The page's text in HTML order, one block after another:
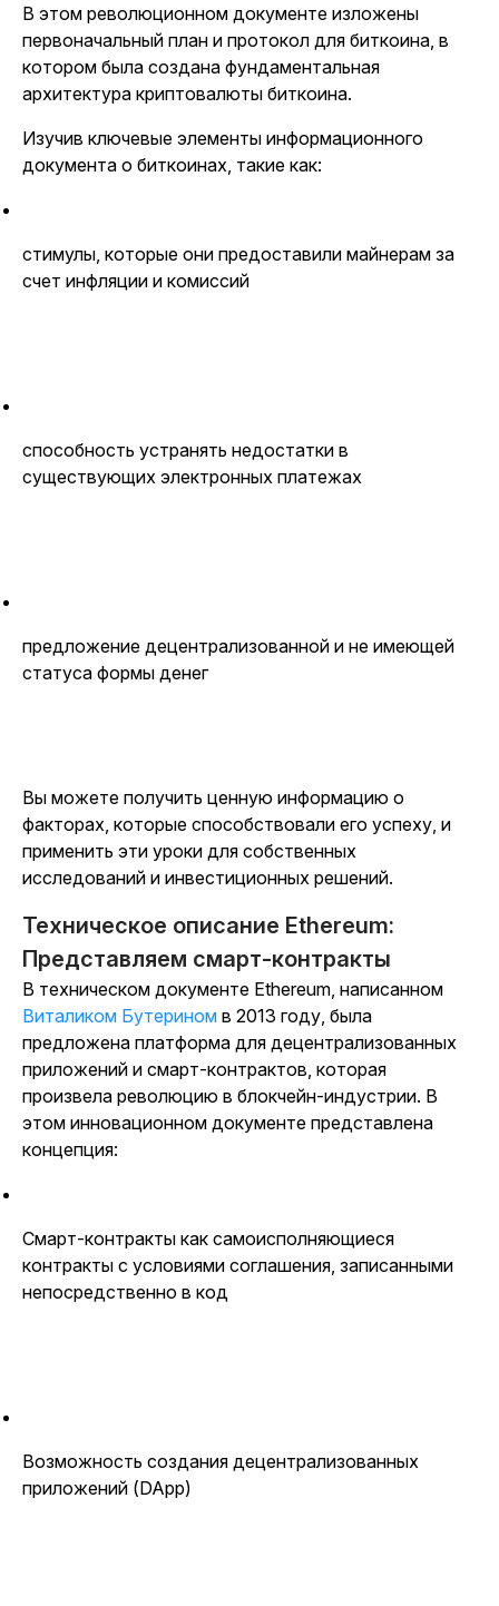
В этом революционном документе изложены
первоначальный план и протокол для биткоина, в
котором была создана фундаментальная
архитектура криптовалюты биткоина.
Изучив ключевые элементы информационного
документа о биткоинах, такие как:
стимулы, которые они предоставили майнерам за
счет инфляции и комиссий
способность устранять недостатки в
существующих электронных платежах
предложение децентрализованной и не имеющей
статуса формы денег
Вы можете получить ценную информацию о
факторах, которые способствовали его успеху, и
применить эти уроки для собственных
исследований и инвестиционных решений.
Техническое описание Ethereum:
Представляем смарт-контракты
В техническом документе Ethereum, написанном
Виталиком Бутерином в 2013 году, была
предложена платформа для децентрализованных
приложений и смарт-контрактов, которая
произвела революцию в блокчейн-индустрии. В
этом инновационном документе представлена
концепция:
Смарт-контракты как самоисполняющиеся
контракты с условиями соглашения, записанными
непосредственно в код
Возможность создания децентрализованных
приложений (DApp)